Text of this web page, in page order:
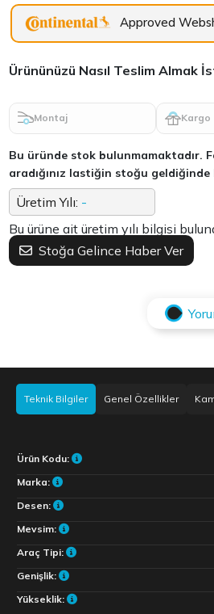
Approved
Ürününüzü Nasıl Teslim Almak
Montaj Kargo
Bu üründe stok bulunmamaktadır.
aradığınız lastiğin stoğu
Üretim Yılı: -
Bu ürüne ait üretim yılı bilgisi
Stoğa Gelince Haber Ver
Teknik Bilgiler Genel Özellikler
Ürün Kodu:
Marka:
Desen:
Mevsim:
Araç Tipi:
Genişlik:
Yükseklik: